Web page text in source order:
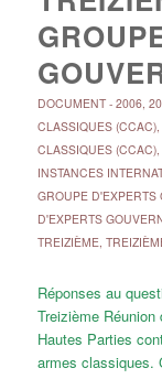
DOCUMENT- 2006,
CLASSIQUES (CCAC),
CLASSIQUES (CCAC),
INSTANCES
GROUPE D'EXPERTS
D'EXPERTS
TREIZIÈME,
Réponses au
Treizième Réunion
Hautes Parties
armes classiques.